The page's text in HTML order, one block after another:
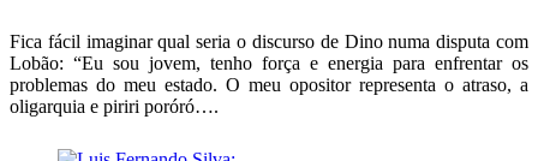
Fica fácil imaginar qual seria o discurso de Dino numa disputa com
Lobão: “Eu sou jovem, tenho força e energia para enfrentar os
problemas do meu estado. O meu opositor representa o atraso, a
oligarquia e piriri poróró….